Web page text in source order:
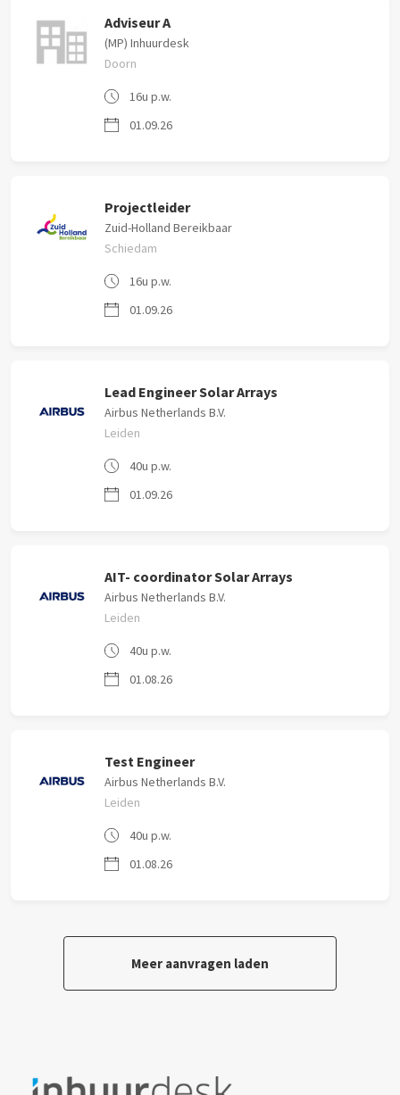
Adviseur A
(MP) Inhuurdesk
Doorn
16u p.w.
01.09.26
Projectleider
Zuid-Holland Bereikbaar
Schiedam
16u p.w.
01.09.26
Lead Engineer Solar Arrays
Airbus Netherlands B.V.
Leiden
40u p.w.
01.09.26
AIT- coordinator Solar Arrays
Airbus Netherlands B.V.
Leiden
40u p.w.
01.08.26
Test Engineer
Airbus Netherlands B.V.
Leiden
40u p.w.
01.08.26
Meer aanvragen laden